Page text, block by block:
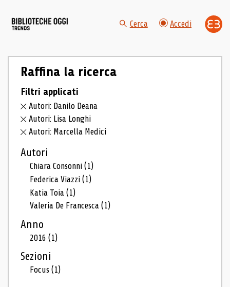
Cerca Accedi
Raffina la ricerca
Filtri applicati
Autori: Danilo Deana
Autori: Lisa Longhi
Autori: Marcella Medici
Autori
Chiara Consonni(1)
Federica Viazzi(1)
Katia Toia(1)
Valeria De Francesca(1)
Anno
2016(1)
Sezioni
Focus(1)